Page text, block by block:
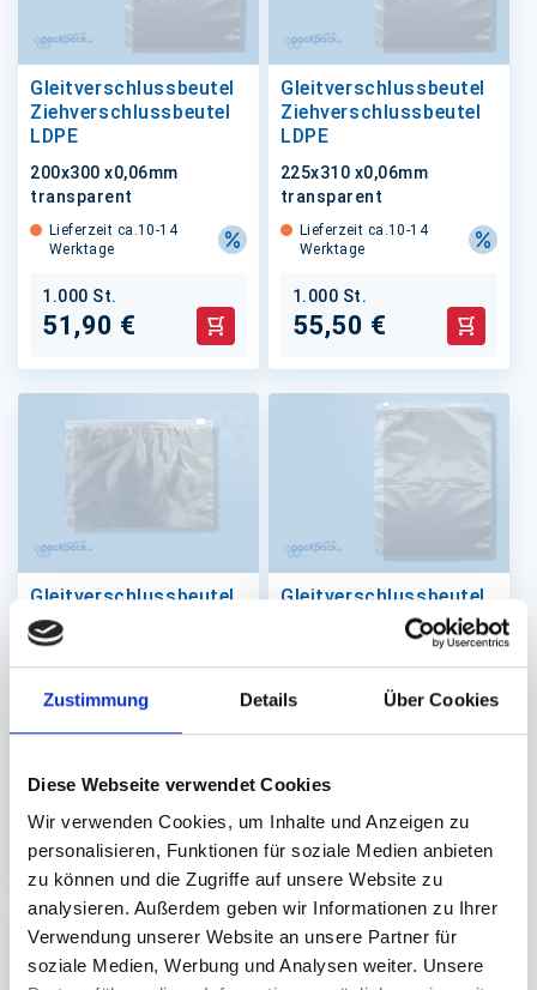
Zustimmung Details Über Cookies
Diese Webseite verwendet Cookies
Wir verwenden Cookies, um Inhalte und Anzeigen zu
personalisieren, Funktionen für soziale Medien anbieten
zu können und die Zugriffe auf unsere Website zu
analysieren. Außerdem geben wir Informationen zu Ihrer
Verwendung unserer Website an unsere Partner für
soziale Medien, Werbung und Analysen weiter. Unsere
Gleitverschlussbeutel
Ziehverschlussbeutel
LDPE
200x300 x0,06mm
transparent
Lieferzeit ca.10-14
Werktage
1.000 St.
51,90 € In den Warenkorb
Gleitverschlussbeutel
Ziehverschlussbeutel
LDPE
225x310 x0,06mm
transparent
Lieferzeit ca.10-14
Werktage
1.000 St.
55,50 € In den
Gleitverschlussbeutel
Ziehverschlussbeutel
LDPE
transparent
Lieferzeit ca.10-14
68,35 € In den Warenkorb
Gleitverschlussbeutel
Ziehverschlussbeutel
transparent
Auf Lager. Sofort
55,90 € In den